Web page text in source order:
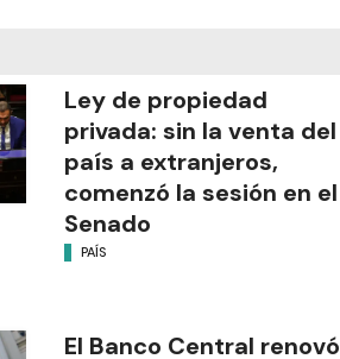
Ley de propiedad
privada: sin la venta del
país a extranjeros,
comenzó la sesión en el
Senado
PAÍS
El Banco Central renovó